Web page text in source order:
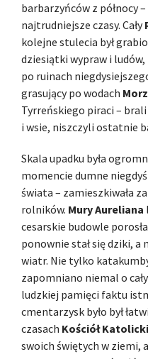
barbarzyńców z północy –
najtrudniejsze czasy. Cały
kolejne stulecia był
dziesiątki wypraw i
po ruinach
grasujący po wodach
Tyrreńskiego piraci –
i wsie, niszczyli ostatnie
Skala upadku była
momencie dumne
świata – zamieszkiwała
rolników. Mury Aureliana
cesarskie budowle
ponownie stał się dziki, a
wiatr. Nie tylko
zapomniano niemal o
ludzkiej pamięci faktu
cmentarzysk było był
czasach Kościół Katolicki
swoich świętych w ziemi,